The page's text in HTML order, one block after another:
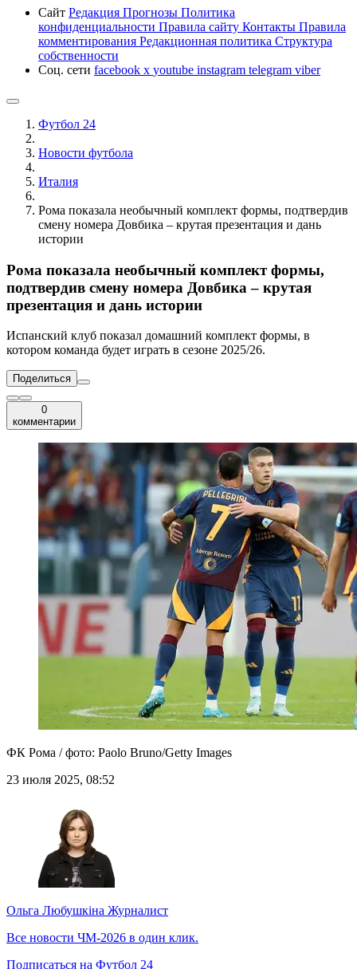
Сайт Редакция Прогнозы Политика
конфиденциальности Правила сайту Контакты Правила
комментирования Редакционная политика Структура
собственности
Соц. сети facebook x youtube instagram telegram viber
Футбол 24
Новости футбола
Италия
Рома показала необычный комплект формы, подтвердив
смену номера Довбика – крутая презентация и дань
истории
Рома показала необычный комплект формы,
подтвердив смену номера Довбика – крутая
презентация и дань истории
Испанский клуб показал домашний комплект формы, в
котором команда будет играть в сезоне 2025/26.
Поделиться
0
комментарии
ФК Рома / фото: Paolo Bruno/Getty Images
23 июля 2025, 08:52
Ольга Любушкіна Журналист
Все новости ЧМ-2026 в один клик.
Подписаться на Футбол 24